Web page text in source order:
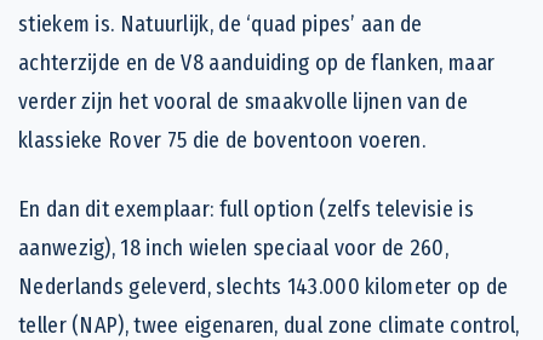
stiekem is. Natuurlijk, de ‘quad pipes’ aan de
achterzijde en de V8 aanduiding op de flanken, maar
verder zijn het vooral de smaakvolle lijnen van de
klassieke Rover 75 die de boventoon voeren.
En dan dit exemplaar: full option (zelfs televisie is
aanwezig), 18 inch wielen speciaal voor de 260,
Nederlands geleverd, slechts 143.000 kilometer op de
teller (NAP), twee eigenaren, dual zone climate control,